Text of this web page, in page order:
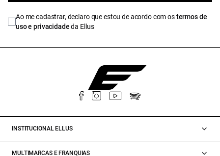
Ao me cadastrar, declaro que estou de acordo com ostermos de
uso e privacidadeda Ellus
INSTITUCIONAL ELLUS
MULTIMARCAS E FRANQUIAS